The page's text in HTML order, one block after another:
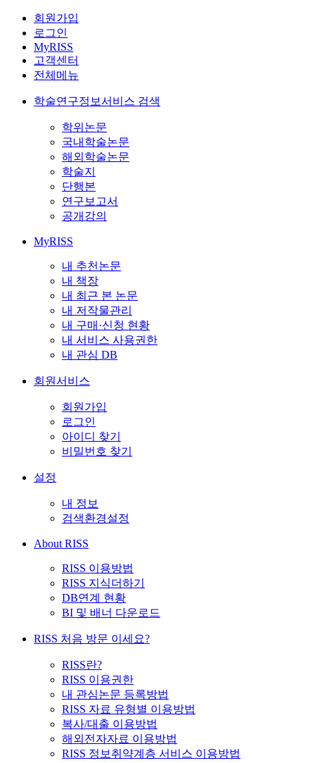
회원가입
로그인
MyRISS
고객센터
전체메뉴
학술연구정보서비스 검색
학위논문
국내학술논문
해외학술논문
학술지
단행본
연구보고서
공개강의
MyRISS
내 추천논문
내 책장
내 최근 본 논문
내 저작물관리
내 구매·신청 현황
내 서비스 사용권한
내 관심 DB
회원서비스
회원가입
로그인
아이디 찾기
비밀번호 찾기
설정
내 정보
검색환경설정
About RISS
RISS 이용방법
RISS 지식더하기
DB연계 현황
BI 및 배너 다운로드
RISS 처음 방문 이세요?
RISS란?
RISS 이용권한
내 관심논문 등록방법
RISS 자료 유형별 이용방법
복사/대출 이용방법
해외전자자료 이용방법
RISS 정보취약계층 서비스 이용방법